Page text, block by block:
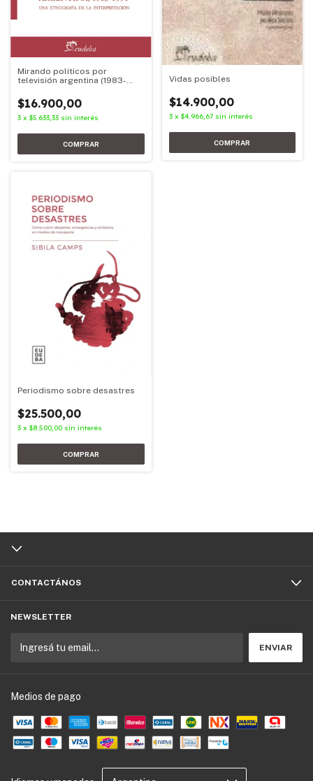
Mirando políticos por
televisión argentina (1983-
$16.900,00
3 x $5.633,33 sin interés
Vidas posibles
$14.900,00
3 x $4.966,67 sin interés
Periodismo sobre desastres
$25.500,00
3 x $8.500,00 sin interés
CONTACTÁNOS
NEWSLETTER
Medios de pago